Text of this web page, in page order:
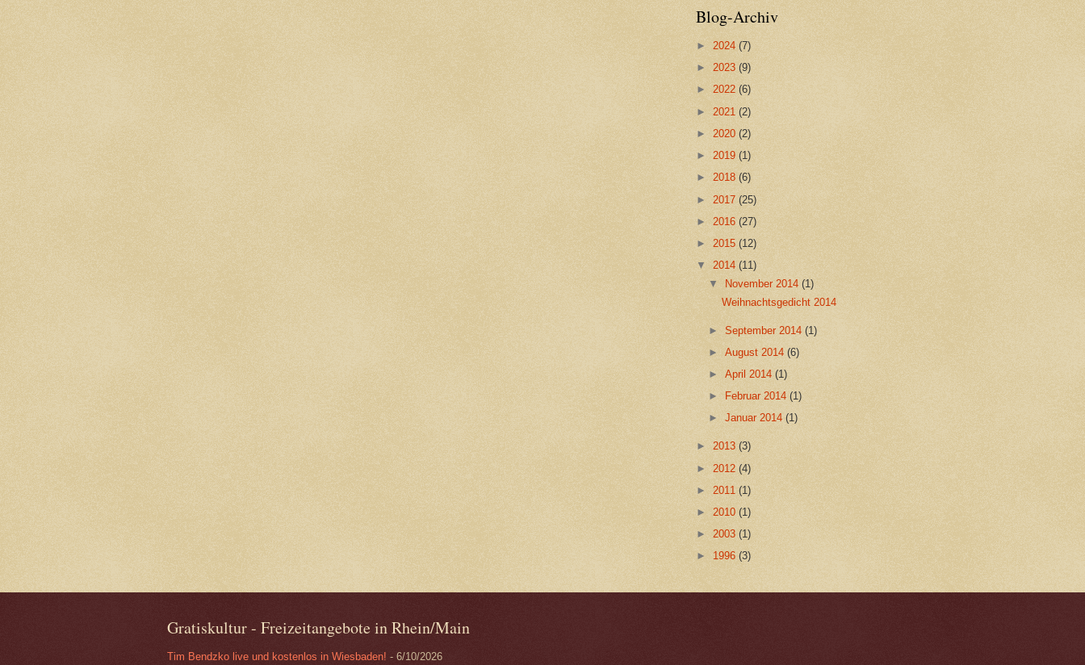
Blog-Archiv
► 2024 (7)
► 2023 (9)
► 2022 (6)
► 2021 (2)
► 2020 (2)
► 2019 (1)
► 2018 (6)
► 2017 (25)
► 2016 (27)
► 2015 (12)
▼ 2014 (11)
▼
November 2014(1)
Weihnachtsgedicht 2014
►September 2014(1)
►August 2014(6)
►April 2014(1)
►
Februar 2014(1)
►Januar 2014(1)
► 2013 (3)
► 2012 (4)
► 2011 (1)
► 2010 (1)
► 2003 (1)
► 1996 (3)
Gratiskultur - Freizeitangebote in Rhein/Main
Tim Bendzko live und kostenlos in Wiesbaden! - 6/10/2026